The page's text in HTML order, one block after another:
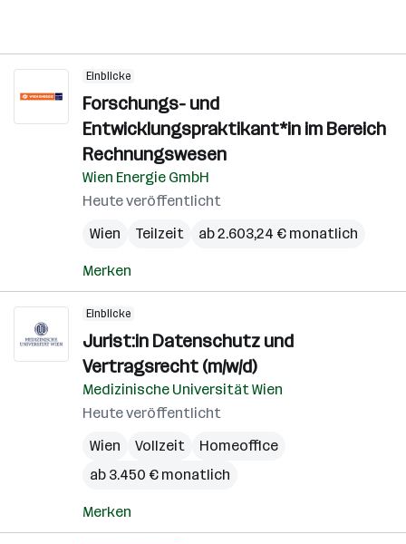
Einblicke
Forschungs- und
Entwicklungspraktikant*in im Bereich
Rechnungswesen
Wien Energie GmbH
Heute veröffentlicht
Wien
Teilzeit ab 2.603,24 € monatlich
Merken
Einblicke
Jurist:in Datenschutz und
Vertragsrecht (m/w/d)
Medizinische Universität Wien
Heute veröffentlicht
Wien
Vollzeit
Homeoffice
ab 3.450 € monatlich
Merken